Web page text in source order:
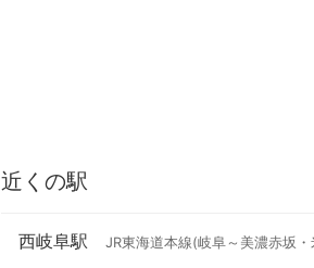
近くの駅
西岐阜駅 JR東海道本線(岐阜～美濃赤坂